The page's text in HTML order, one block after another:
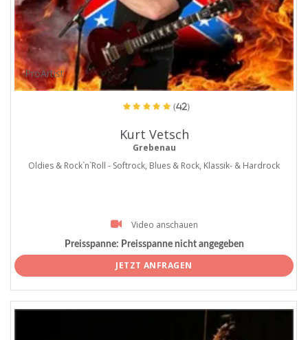
ProArtist
(42)
Kurt Vetsch
Grebenau
Oldies & Rock`n`Roll - Softrock, Blues & Rock, Klassik- & Hardrock
Video anschauen
Preisspanne: Preisspanne nicht angegeben
JETZT ANFRAGEN